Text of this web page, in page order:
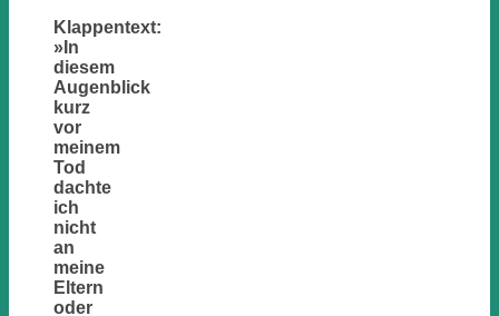
Klappentext:
»In
diesem
Augenblick
kurz
vor
meinem
Tod
dachte
ich
nicht
an
meine
Eltern
oder